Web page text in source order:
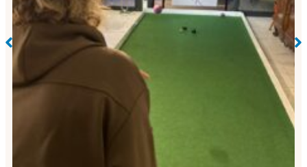
Pétanque éphémère pour professionnels et